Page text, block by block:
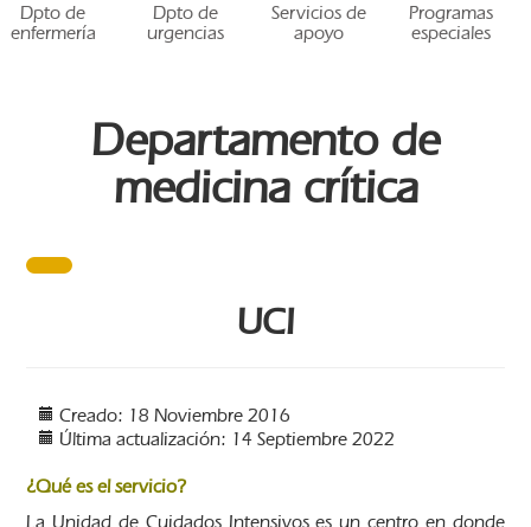
Dpto de
enfermería
Dpto de
urgencias
Servicios de
apoyo
Programas
especiales
Departamento de
medicina crítica
UCI
Creado: 18 Noviembre 2016
Última actualización: 14 Septiembre 2022
¿Qué es el servicio?
La Unidad de Cuidados Intensivos es un centro en donde